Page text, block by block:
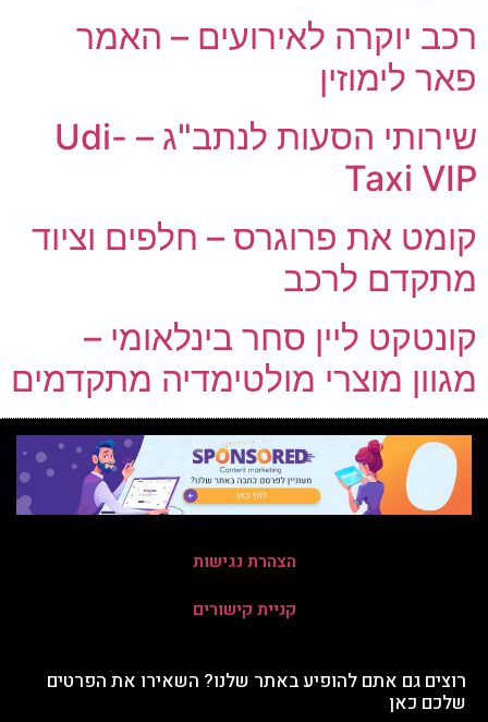
רכב יוקרה לאירועים – האמר
פאר לימוזין
שירותי הסעות לנתב"ג – Udi-
Taxi VIP
קומט את פרוגרס – חלפים וציוד
מתקדם לרכב
קונטקט ליין סחר בינלאומי –
מגוון מוצרי מולטימדיה מתקדמים
הצהרת נגישות
קניית קישורים
רוצים גם אתם להופיע באתר שלנו? השאירו את הפרטים
שלכם כאן